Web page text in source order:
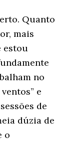
Quanto
mais
estou
no
e
de
dúzia de
o